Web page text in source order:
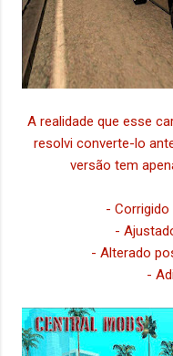
A realidade que esse
resolvi converte-lo
versão tem
-
-
- Alterado
-